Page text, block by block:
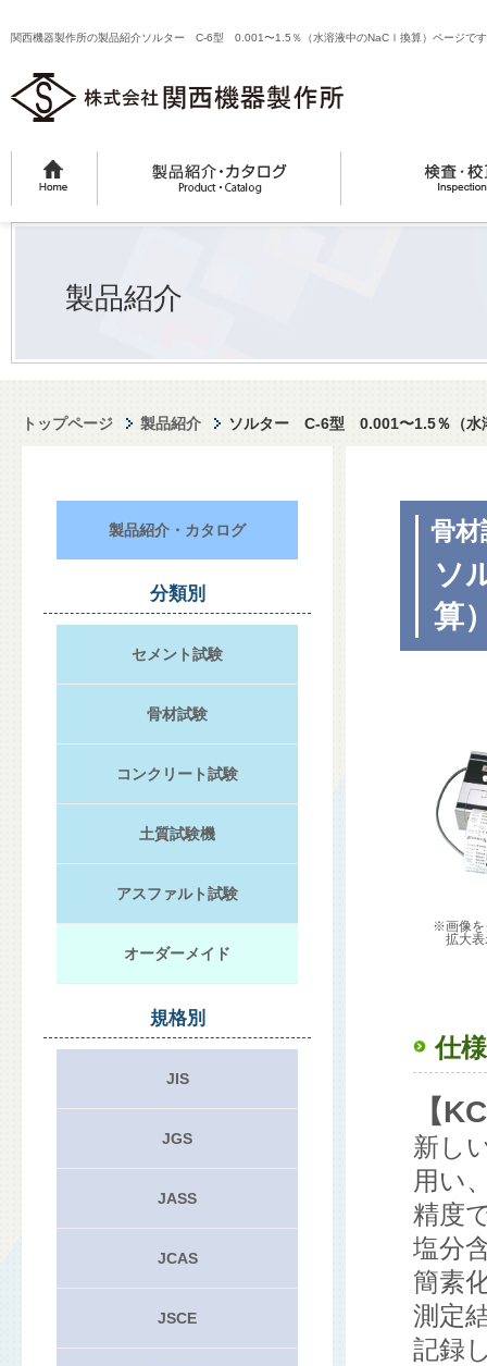
関西機器製作所の製品紹介ソルター C-6型 0.001〜1.5％（水溶液中のNaCｌ換算）ページで
製品紹介
トップページ 製品紹介 ソルター C-6型 0.001〜1.5％（水
骨
ソ
算
※画像を
拡大表
仕
【
新し
用い
精度
塩分
簡素
測定
記録
製品紹介・カタログ
分類別
セメント試験
骨材試験
コンクリート試験
土質試験機
アスファルト試験
オーダーメイド
規格別
JIS
JGS
JASS
JCAS
JSCE